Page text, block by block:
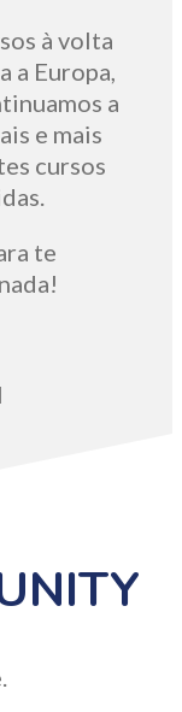
à volta
a Europa,
a
e mais
cursos
te